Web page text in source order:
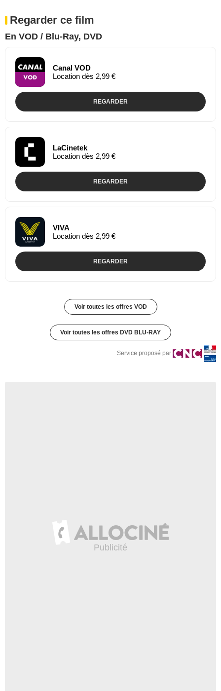
Regarder ce film
En VOD / Blu-Ray, DVD
Canal VOD
Location dès 2,99 €
REGARDER
LaCinetek
Location dès 2,99 €
REGARDER
VIVA
Location dès 2,99 €
REGARDER
Voir toutes les offres VOD
Voir toutes les offres DVD BLU-RAY
Service proposé par